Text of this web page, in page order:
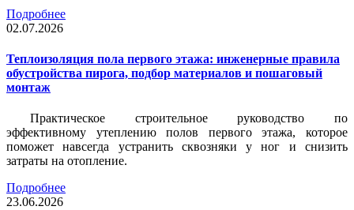
Подробнее
02.07.2026
Теплоизоляция пола первого этажа: инженерные правила
обустройства пирога, подбор материалов и пошаговый
монтаж
Практическое строительное руководство по
эффективному утеплению полов первого этажа, которое
поможет навсегда устранить сквозняки у ног и снизить
затраты на отопление.
Подробнее
23.06.2026